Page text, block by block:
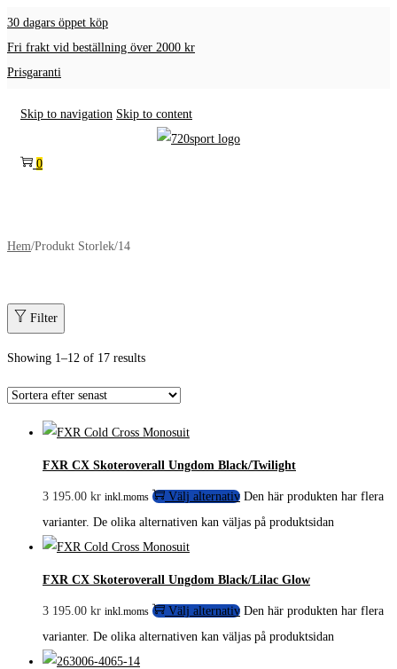
30 dagars öppet köp
Fri frakt vid beställning över 2000 kr
Prisgaranti
Skip to navigation Skip to content
0
Hem/Produkt Storlek/14
Filter
Showing 1–12 of 17 results
FXR CX Skoteroverall Ungdom Black/Twilight
3 195.00 kr inkl.moms Välj alternativ Den här produkten har flera
varianter. De olika alternativen kan väljas på produktsidan
FXR CX Skoteroverall Ungdom Black/Lilac Glow
3 195.00 kr inkl.moms Välj alternativ Den här produkten har flera
varianter. De olika alternativen kan väljas på produktsidan